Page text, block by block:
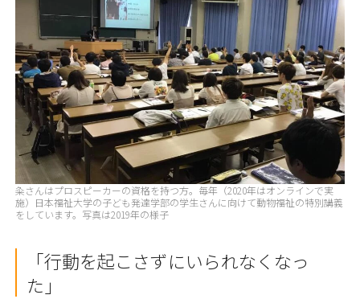
粂さんはプロスピーカーの資格を持つ方。毎年（2020年はオンラインで実
施）日本福祉大学の子ども発達学部の学生さんに向けて動物福祉の特別講義
をしています。写真は2019年の様子
「行動を起こさずにいられなくなっ
た」